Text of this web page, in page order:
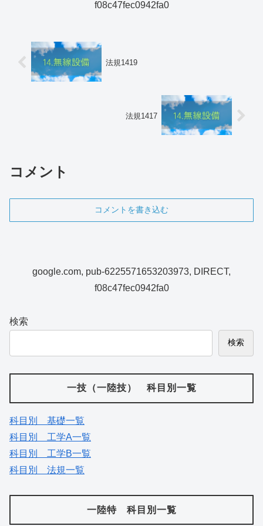
f08c47fec0942fa0
法規1419
法規1417
コメント
コメントを書き込む
google.com, pub-6225571653203973, DIRECT,
f08c47fec0942fa0
検索
検索
一技（一陸技） 科目別一覧
科目別 基礎一覧
科目別 工学A一覧
科目別 工学B一覧
科目別 法規一覧
一陸特 科目別一覧